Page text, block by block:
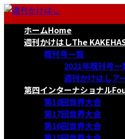
コ
ナ
ホームHome
週刊かけはしThe
既刊号一覧
2021年既刊号一
週刊かけはしア
第四インターナショナル
第18回世界大会
第17回世界大会
第16回世界大会